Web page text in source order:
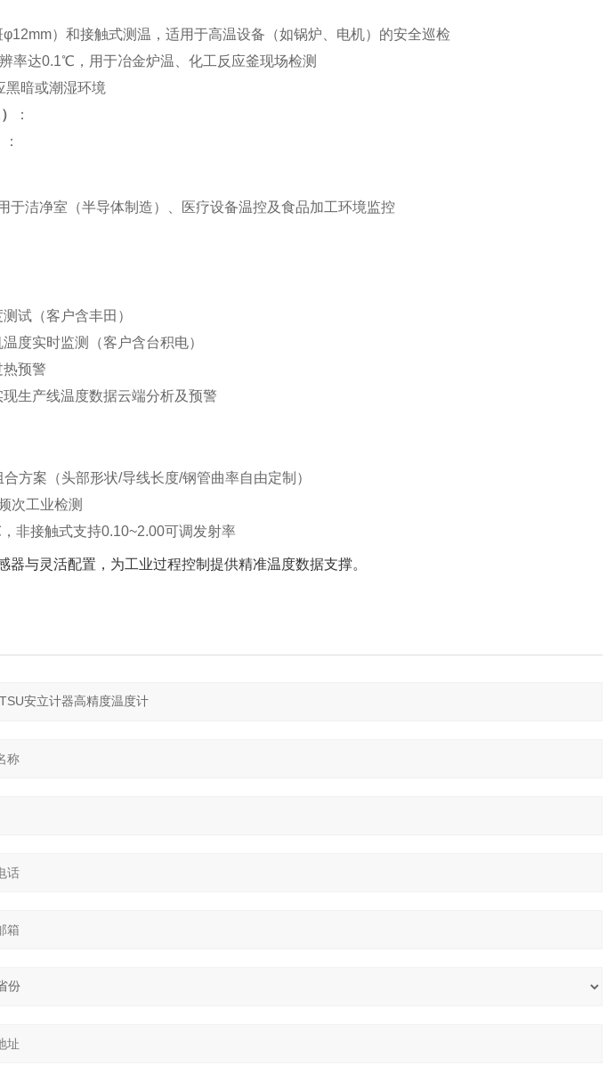
）和接触式测温，适用于高温设备（如锅炉、电机）的安全巡检‌
率达0.1℃，用于冶金炉温、化工反应釜现场检测
黑暗或潮湿环境‌
‌：
‌：
洁净室（半导体制造）、医疗设备温控及食品加工环境监控‌
试（客户含丰田）‌
度实时监测（客户含台积电）‌
热预警‌
现生产线温度数据云端分析及预警‌
方案（头部形状/导线长度/钢管曲率自由定制）‌
次工业检测‌
非接触式支持0.10~2.00可调发射率‌
与灵活配置，为工业过程控制提供精准温度数据支撑。